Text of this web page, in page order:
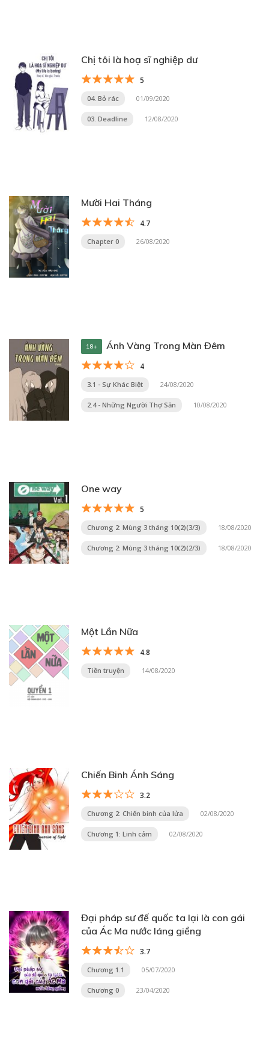
Chị tôi là hoạ sĩ nghiệp dư
5
04. Bỏ rác 01/09/2020
03. Deadline 12/08/2020
Mười Hai Tháng
4.7
Chapter 0 26/08/2020
18+ Ánh Vàng Trong Màn Đêm
4
3.1 - Sự Khác Biệt 24/08/2020
2.4 - Những Người Thợ Săn 10/08/2020
One way
5
Chương 2: Mùng 3 tháng 10(2)(3/3) 18/08/2020
Chương 2: Mùng 3 tháng 10(2)(2/3) 18/08/2020
Một Lần Nữa
4.8
Tiền truyện 14/08/2020
Chiến Binh Ánh Sáng
3.2
Chương 2: Chiến binh của lửa 02/08/2020
Chương 1: Linh cảm 02/08/2020
Đại pháp sư đế quốc ta lại là con gái
của Ác Ma nước láng giềng
3.7
Chương 1.1 05/07/2020
Chương 0 23/04/2020